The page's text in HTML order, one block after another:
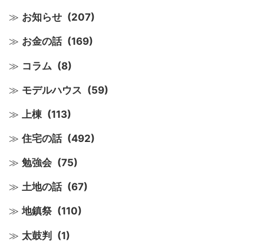
お知らせ (207)
お金の話 (169)
コラム (8)
モデルハウス (59)
上棟 (113)
住宅の話 (492)
勉強会 (75)
土地の話 (67)
地鎮祭 (110)
太鼓判 (1)